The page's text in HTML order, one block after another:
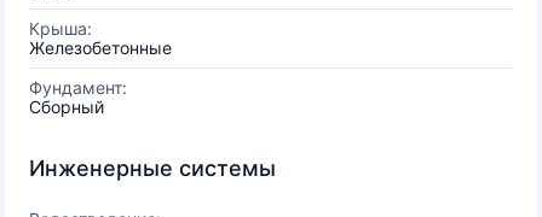
Крыша:
Железобетонные
Фундамент:
Сборный
Инженерные системы